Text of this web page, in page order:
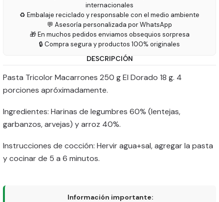
internacionales
♻️ Embalaje reciclado y responsable con el medio ambiente
💬 Asesoría personalizada por WhatsApp
🎁 En muchos pedidos enviamos obsequios sorpresa
🔒 Compra segura y productos 100% originales
DESCRIPCIÓN
Pasta Tricolor Macarrones 250 g El Dorado 18 g. 4
porciones apróximadamente.
Ingredientes: Harinas de legumbres 60% (lentejas,
garbanzos, arvejas) y arroz 40%.
Instrucciones de cocción: Hervir agua+sal, agregar la pasta
y cocinar de 5 a 6 minutos.
Información importante: